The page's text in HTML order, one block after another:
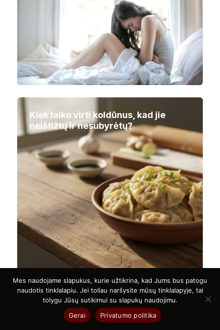
Kiek laiko virti koldūnus, kad jie
neištižtų ir nesubyrėtų?
Daugiausiai peržiūrėta
Mes naudojame slapukus, kurie užtikrina, kad Jums bus patogu
naudotis tinklalapiu. Jei toliau naršysite mūsų tinklalapyje, tai
tolygu Jūsų sutikimui su slapukų naudojimu.
Gerai
Privatumo politika